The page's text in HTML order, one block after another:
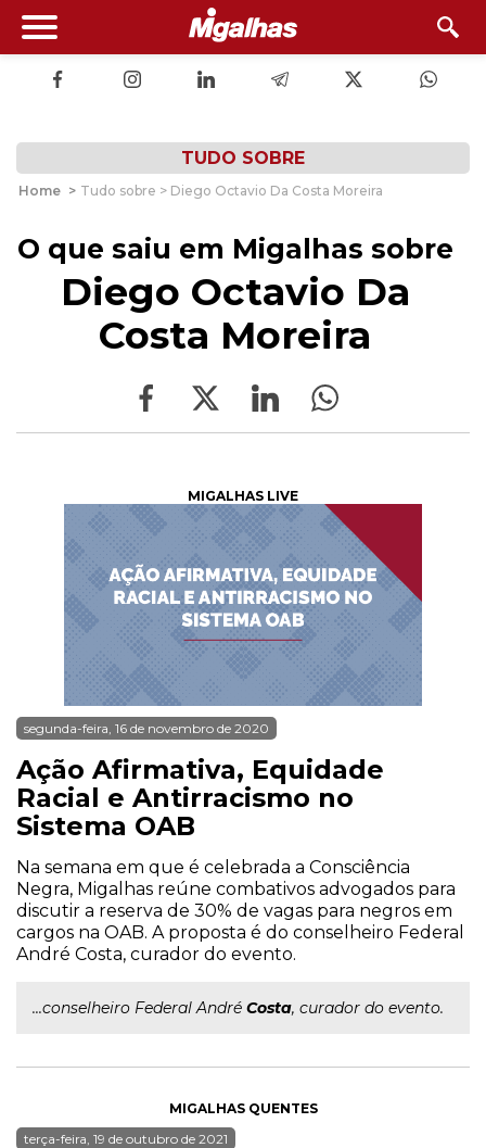
TUDO SOBRE
Home > Tudo sobre > Diego Octavio Da Costa Moreira
O que saiu em Migalhas sobre
Diego Octavio Da
Costa Moreira
MIGALHAS LIVE
segunda-feira, 16 de novembro de 2020
Ação Afirmativa, Equidade
Racial e Antirracismo no
Sistema OAB
Na semana em que é celebrada a Consciência
Negra, Migalhas reúne combativos advogados para
discutir a reserva de 30% de vagas para negros em
cargos na OAB. A proposta é do conselheiro Federal
André Costa, curador do evento.
...conselheiro Federal André Costa, curador do evento.
MIGALHAS QUENTES
terça-feira, 19 de outubro de 2021